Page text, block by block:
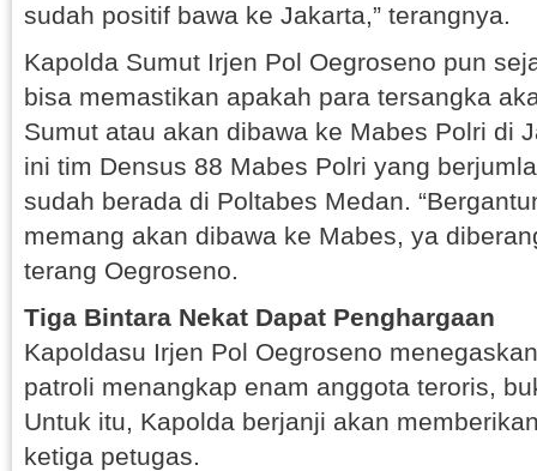
sudah positif bawa ke Jakarta,” terangnya.
Kapolda Sumut Irjen Pol Oegroseno pun
bisa memastikan apakah para tersangka
Sumut atau akan dibawa ke Mabes Polri di
ini tim Densus 88 Mabes Polri yang
sudah berada di Poltabes Medan.
memang akan dibawa ke Mabes, ya
terang Oegroseno.
Tiga Bintara Nekat Dapat Penghargaan
Kapoldasu Irjen Pol Oegroseno
patroli menangkap enam anggota teroris,
Untuk itu, Kapolda berjanji akan
ketiga petugas.